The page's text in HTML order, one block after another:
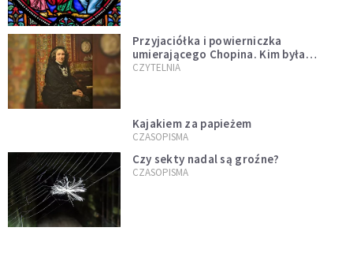
Przyjaciółka i powierniczka
umierającego Chopina. Kim była
Marcelina Czartoryska?
CZYTELNIA
Kajakiem za papieżem
CZASOPISMA
Czy sekty nadal są groźne?
CZASOPISMA